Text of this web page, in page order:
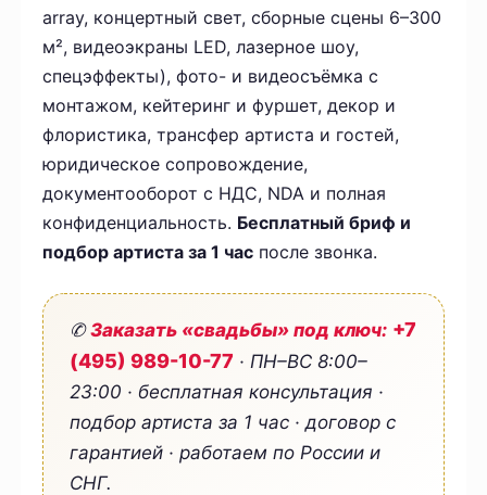
array, концертный свет, сборные сцены 6–300
м², видеоэкраны LED, лазерное шоу,
спецэффекты), фото- и видеосъёмка с
монтажом, кейтеринг и фуршет, декор и
флористика, трансфер артиста и гостей,
юридическое сопровождение,
документооборот с НДС, NDA и полная
конфиденциальность. Бесплатный бриф и
подбор артиста за 1 час после звонка.
✆Заказать «свадьбы» под ключ: +7
(495) 989-10-77 · ПН–ВС 8:00–
23:00 · бесплатная консультация ·
подбор артиста за 1 час · договор с
гарантией · работаем по России и
СНГ.